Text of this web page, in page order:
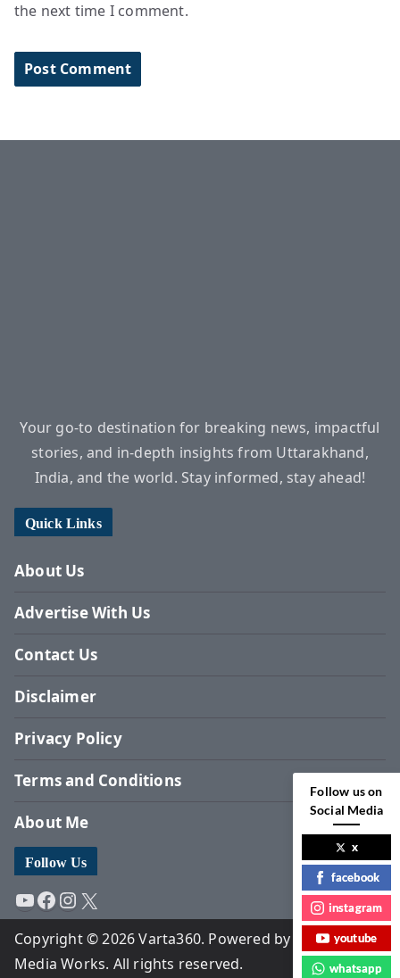
the next time I comment.
Your go-to destination for breaking news, impactful
stories, and in-depth insights from Uttarakhand,
India, and the world. Stay informed, stay ahead!
Quick Links
About Us
Advertise With Us
Contact Us
Disclaimer
Privacy Policy
Terms and Conditions
About Me
Follow Us
YouTube
Facebook
Instagram
X
Copyright © 2026 Varta360. Powered by Surbhi
Media Works. All rights reserved.
Follow us on
Social Media
x
facebook
instagram
youtube
whatsapp